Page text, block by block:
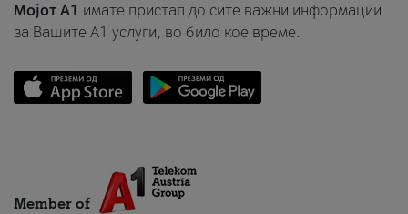
Мојот A1 имате пристап до сите важни информации
за Вашите A1 услуги, во било кое време.
Member of